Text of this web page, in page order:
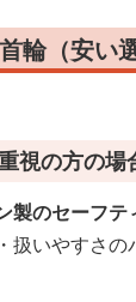
輪（安い
視の方の場
製のセーフテ
いやすさの